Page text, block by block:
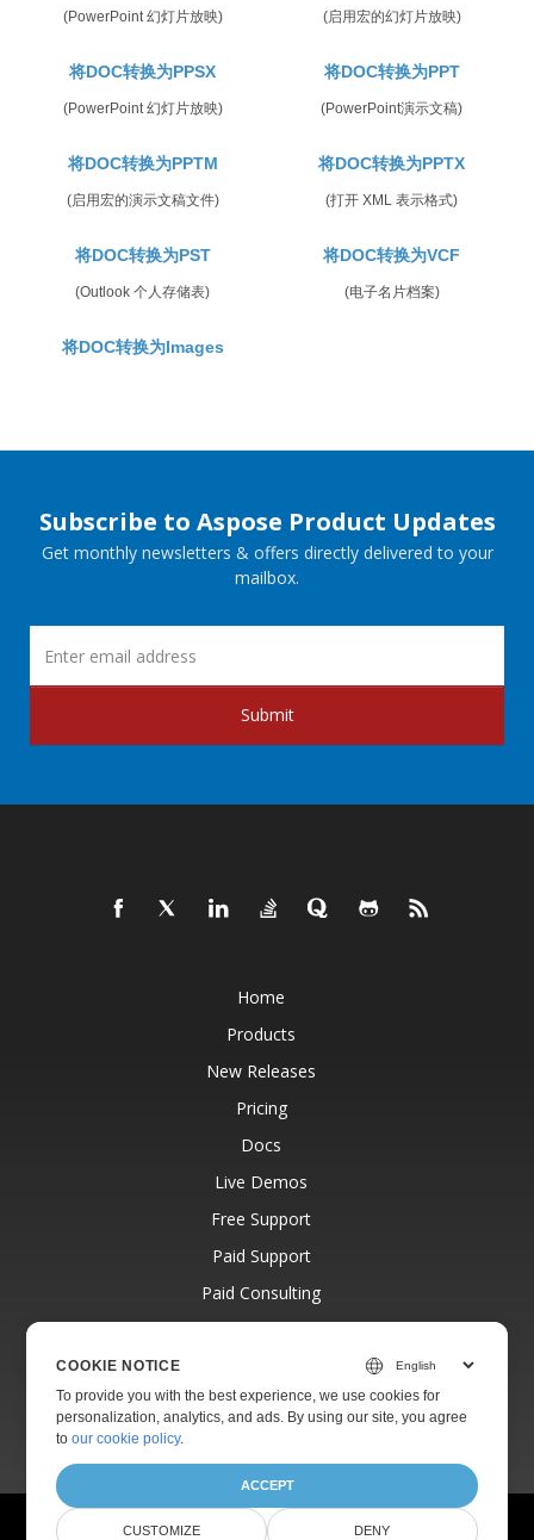
(PowerPoint 幻灯片放映) (启用宏的幻灯片放映)
将DOC转换为PPSX
(PowerPoint 幻灯片放映)
将DOC转换为PPT
(PowerPoint演示文稿)
将DOC转换为PPTM
(启用宏的演示文稿文件)
将DOC转换为PPTX
(打开 XML 表示格式)
将DOC转换为PST
(Outlook 个人存储表)
将DOC转换为VCF
(电子名片档案)
将DOC转换为Images
Subscribe to Aspose Product Updates
Get monthly newsletters & offers directly delivered to your
mailbox.
Submit
Home
Products
New Releases
Pricing
Docs
Live Demos
Free Support
Paid Support
Paid Consulting
Blog
About
© Aspose Pty Ltd 2001-2026. All Rights Reserved.
COOKIE NOTICE
To provide you with the best experience, we use cookies for
personalization, analytics, and ads. By using our site, you agree
toour cookie policy.
ACCEPT
CUSTOMIZE DENY